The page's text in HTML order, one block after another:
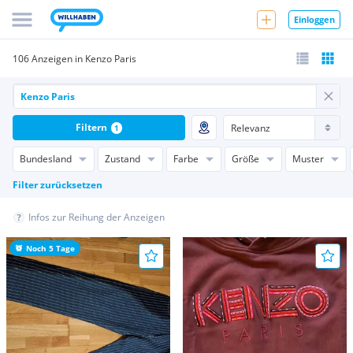
Einloggen
106 Anzeigen in Kenzo Paris
Bundesland Zustand Farbe Größe
Muster
Filter zurücksetzen
Filtern 1
Infos zur Reihung der Anzeigen
Noch 5 Tage